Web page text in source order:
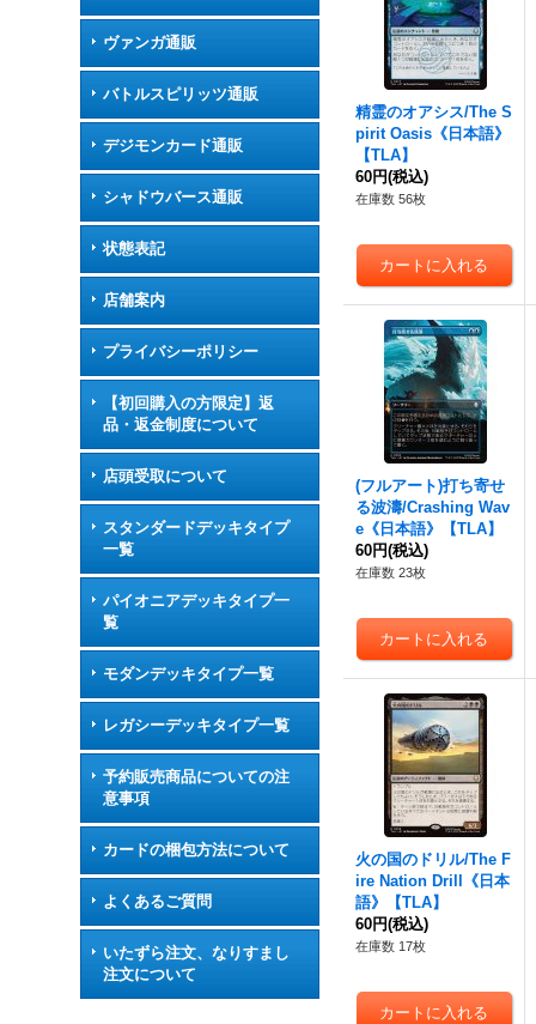
ヴァンガ通販
バトルスピリッツ通販
デジモンカード通販
シャドウバース通販
状態表記
店舗案内
プライバシーポリシー
【初回購入の方限定】返
品・返金制度について
店頭受取について
スタンダードデッキタイプ
一覧
パイオニアデッキタイプ一
覧
モダンデッキタイプ一覧
レガシーデッキタイプ一覧
予約販売商品についての注
意事項
カードの梱包方法について
よくあるご質問
いたずら注文、なりすまし
注文について
精霊のオアシス/The S
pirit Oasis《日本語》
【TLA】
60円(税込)
在庫数 56枚
(フルアート)打ち寄せ
る波濤/Crashing Wav
e《日本語》【TLA】
60円(税込)
在庫数 23枚
火の国のドリル/The F
ire Nation Drill《日本
語》【TLA】
60円(税込)
在庫数 17枚